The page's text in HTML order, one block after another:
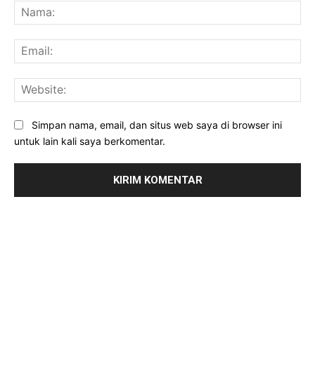
Simpan nama, email, dan situs web saya di browser ini
untuk lain kali saya berkomentar.